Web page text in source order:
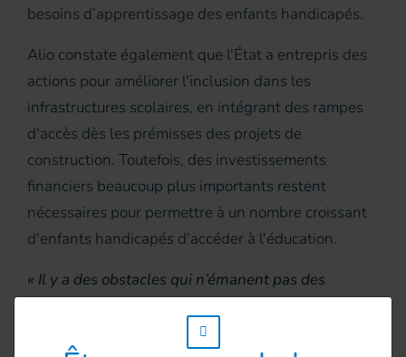
besoins d’apprentissage des enfants handicapés.
Alio constate également que l'État a entrepris des
actions pour améliorer l'inclusion dans les
infrastructures scolaires, en intégrant des rampes
d'accès dès les prémisses des projets de
construction. Toutefois, des investissements
financiers beaucoup plus importants restent
nécessaires pour permettre à un nombre croissant
d'enfants handicapés d'accéder à l'éducation.
« Il y a des obstacles qui n’émanent pas des
médicales ou financières. Se procurer du matériel